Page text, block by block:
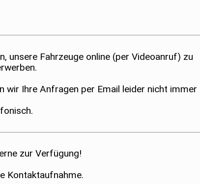
unsere Fahrzeuge online (per Videoanruf) zu
wir Ihre Anfragen per Email leider nicht immer
zur Verfügung!
Kontaktaufnahme.